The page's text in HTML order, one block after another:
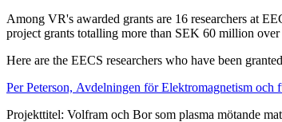
Among VR's awarded grants are 16 researchers at
project grants totalling more than SEK 60 million over
Here are the EECS researchers who have been
Per Peterson, Avdelningen för Elektromagnetism och
Projekttitel: Volfram och Bor som plasma mötande